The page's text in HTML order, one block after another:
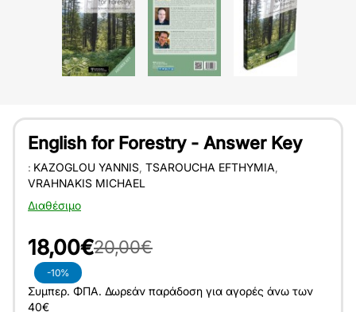
English for Forestry - Answer Key
Διαθέσιμο
: KAZOGLOU YANNIS TSAROUCHA EFTHYMIA
VRAHNAKIS MICHAEL
-10%
18,00€20,00€
Συμπερ. ΦΠΑ. Δωρεάν παράδοση για αγορές άνω των
40€